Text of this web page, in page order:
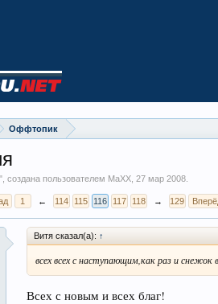
Оффтопик
создана пользователем MaXX, 27 мар 2008.
1 ← 114 115 116 117 118 → 129
Витя сказал(а): ↑
всех всех с наступающим,как раз и снежок
Всех с новым и всех благ!